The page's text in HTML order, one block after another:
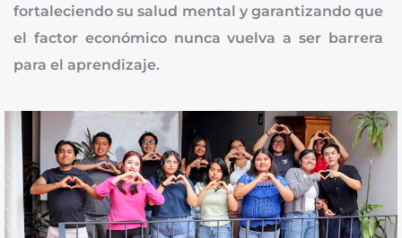
fortaleciendo su salud mental y garantizando que
el factor económico nunca vuelva a ser barrera
para el aprendizaje.